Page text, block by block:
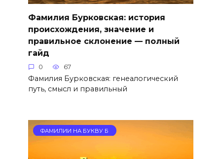
Фамилия Бурковская: история
происхождения, значение и
правильное склонение — полный
гайд
0 67
Фамилия Бурковская: генеалогический
путь, смысл и правильный
ФАМИЛИИ НА БУКВУ Б